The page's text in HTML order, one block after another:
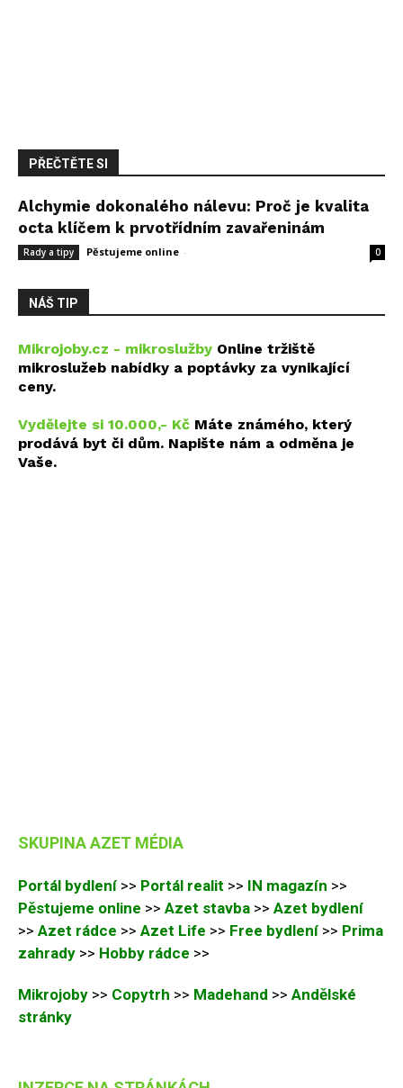
PŘEČTĚTE SI
Alchymie dokonalého nálevu: Proč je kvalita
octa klíčem k prvotřídním zavařeninám
Rady a tipy Pěstujeme online - 0
NÁŠ TIP
Mikrojoby.cz - mikroslužby Online tržiště
mikroslužeb nabídky a poptávky za vynikající
ceny.
Vydělejte si 10.000,- Kč Máte známého, který
prodává byt či dům. Napište nám a odměna je
Vaše.
SKUPINA AZET MÉDIA
Portál bydlení >> Portál realit >> IN magazín >>
Pěstujeme online >> Azet stavba >> Azet bydlení
>> Azet rádce >> Azet Life >> Free bydlení >> Prima
zahrady >> Hobby rádce >>
Mikrojoby >> Copytrh >> Madehand >> Andělské
stránky